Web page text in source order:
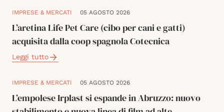
IMPRESE & MERCATI 05 AGOSTO 2026
L’aretina Life Pet Care (cibo per cani e gatti)
acquisita dalla coop spagnola Cotecnica
Leggi tutto
IMPRESE & MERCATI 05 AGOSTO 2026
L’empolese Irplast si espande in Abruzzo: nuovo